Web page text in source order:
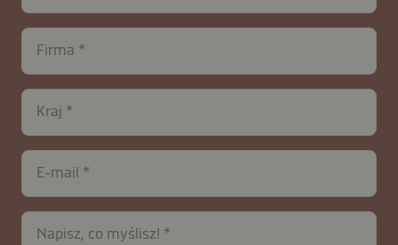
Firma
Kraj
contactPL-
B2B-
27970-
zeytdCSDjX0mc295K
E-mail
Napisz, co myślisz!